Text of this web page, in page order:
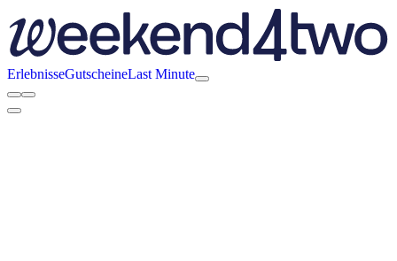
ErlebnisseGutscheineLast Minute